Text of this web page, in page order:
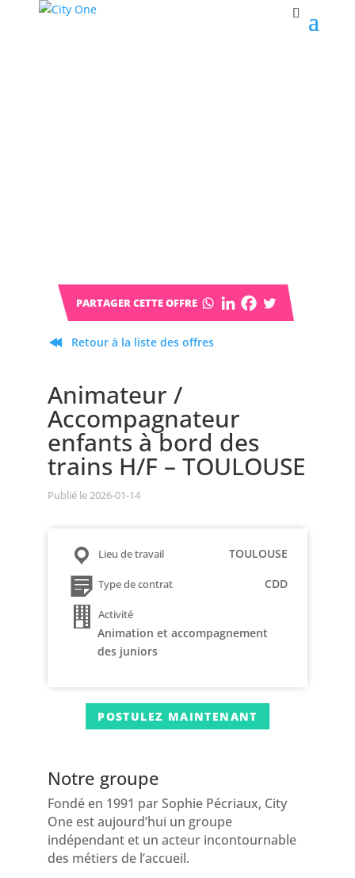
Retour à la liste des offres
Animateur /
Accompagnateur
enfants à bord des
trains H/F – TOULOUSE
Publié le 2026-01-14
Lieu de travail TOULOUSE
Type de contrat CDD
Activité
Animation et accompagnement
des juniors
POSTULEZ MAINTENANT
Notre groupe
Fondé en 1991 par Sophie Pécriaux, City
One est aujourd’hui un groupe
indépendant et un acteur incontournable
des métiers de l’accueil.